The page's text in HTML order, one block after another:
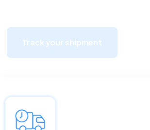
Track your shipment